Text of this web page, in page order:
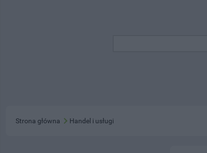
Strona główna Handel i usługi